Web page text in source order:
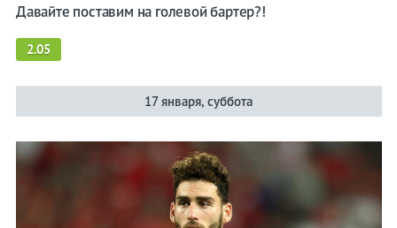
Давайте поставим на голевой бартер?!
2.05
17 января, суббота